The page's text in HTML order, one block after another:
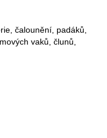
čalounění, padáků,
vaků, člunů,